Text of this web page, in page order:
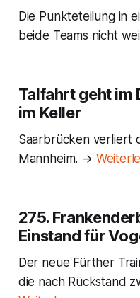
Die Punkteteilung in
beide Teams nicht
Talfahrt geht im
im Keller
Saarbrücken verliert
Mannheim. →
275.
Einstand für
Der neue Fürther
die nach Rückstand